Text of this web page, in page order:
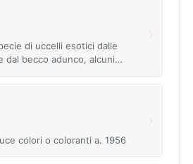
di uccelli esotici dalle
dal becco adunco, alcuni…
colori o coloranti a. 1956